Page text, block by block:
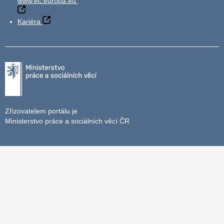
Kariéra
Zřizovatelem portálu je
Ministerstvo práce a sociálních věcí ČR